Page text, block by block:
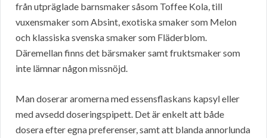
från utpräglade barnsmaker såsom Toffee Kola, till
vuxensmaker som Absint, exotiska smaker som Melon
och klassiska svenska smaker som Fläderblom.
Däremellan finns det bärsmaker samt fruktsmaker som
inte lämnar någon missnöjd.
Man doserar aromerna med essensflaskans kapsyl eller
med avsedd doseringspipett. Det är enkelt att både
dosera efter egna preferenser, samt att blanda annorlunda